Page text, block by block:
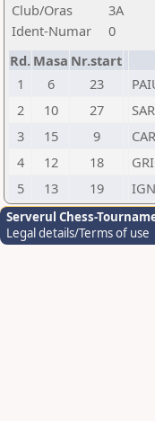
Club/Oras
3A
Ident-Numar
0
Rd. Masa Nr.start
1
6 23
2
10 27
3
15 9
4
12 18
5
13 19
Serverul Chess-
Legal details/Terms of use